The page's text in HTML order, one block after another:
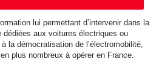
lui permettant d’intervenir dans la
aux voitures électriques ou
la démocratisation de l’électromobilité,
plus nombreux à opérer en France.